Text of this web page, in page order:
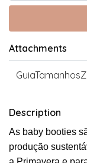
Attachments
Description
As baby booties
produção